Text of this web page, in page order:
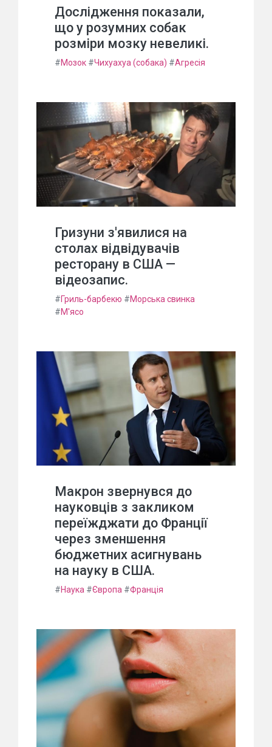
Дослідження показали,
що у розумних собак
розміри мозку невеликі.
#Мозок #Чихуахуа (собака) #Агресія
Гризуни з'явилися на
столах відвідувачів
ресторану в США —
відеозапис.
#Гриль-барбекю #Морська свинка
#М'ясо
Макрон звернувся до
науковців з закликом
переїжджати до Франції
через зменшення
бюджетних асигнувань
на науку в США.
#Наука #Європа #Франція